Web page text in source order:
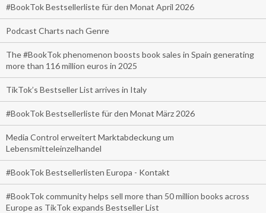
#BookTok Bestsellerliste für den Monat April 2026
Podcast Charts nach Genre
The #BookTok phenomenon boosts book sales in Spain generating
more than 116 million euros in 2025
TikTok’s Bestseller List arrives in Italy
#BookTok Bestsellerliste für den Monat März 2026
Media Control erweitert Marktabdeckung um
Lebensmitteleinzelhandel
#BookTok Bestsellerlisten Europa - Kontakt
#BookTok community helps sell more than 50 million books across
Europe as TikTok expands Bestseller List